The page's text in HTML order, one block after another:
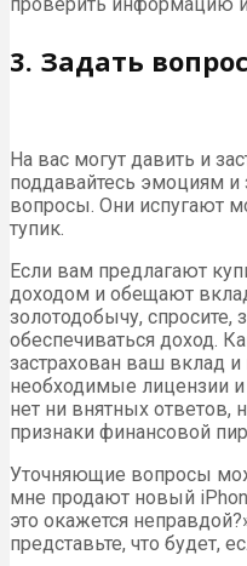
3. Задать
На вас могут давить и
поддавайтесь эмоциям и
вопросы. Они испугают
тупик.
Если вам предлагают
доходом и обещают
золотодобычу, спросите,
обеспечиваться доход.
застрахован ваш вклад
необходимые лицензии
нет ни внятных ответов,
признаки финансовой
Уточняющие вопросы
мне продают новый
это окажется
представьте, что будет,